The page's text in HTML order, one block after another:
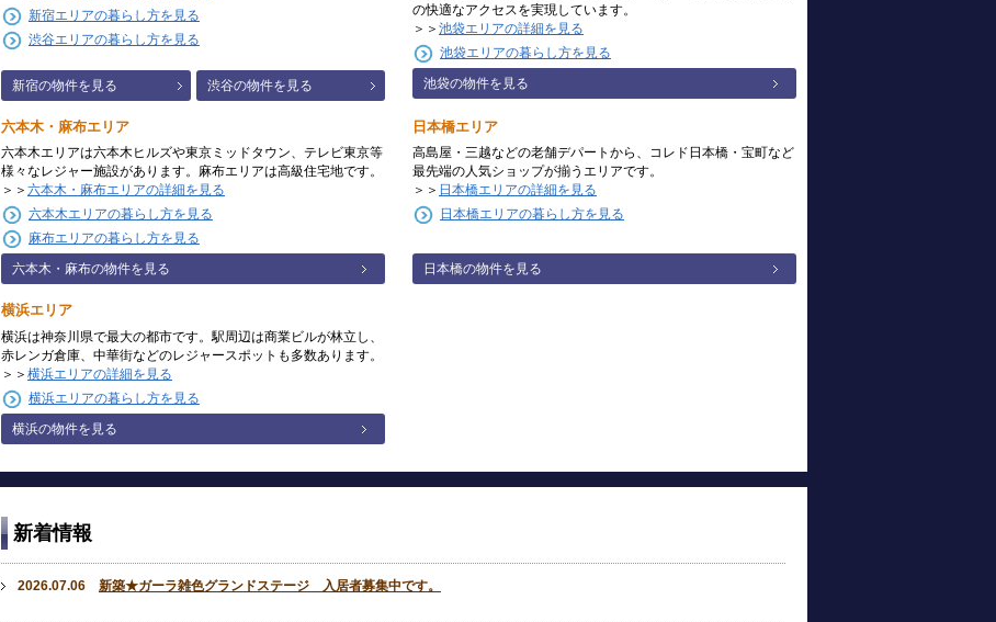
新宿エリアの暮らし方を見る
渋谷エリアの暮らし方を見る
新宿の物件を見る 渋谷の物件を見る
の快適なアクセスを実現しています。
＞＞ 池袋エリアの詳細を見る
池袋エリアの暮らし方を見る
池袋の物件を見る
六本木・麻布エリア
六本木エリアは六本木ヒルズや東京ミッドタウン、テレビ東京等
様々なレジャー施設があります。麻布エリアは高級住宅地です。
＞＞ 六本木・麻布エリアの詳細を見る
六本木エリアの暮らし方を見る
麻布エリアの暮らし方を見る
六本木・麻布の物件を見る
日本橋エリア
高島屋・三越などの老舗デパートから、コレド日本橋・宝町など
最先端の人気ショップが揃うエリアです。
＞＞ 日本橋エリアの詳細を見る
日本橋エリアの暮らし方を見る
日本橋の物件を見る
横浜エリア
横浜は神奈川県で最大の都市です。駅周辺は商業ビルが林立し、
赤レンガ倉庫、中華街などのレジャースポットも多数あります。
＞＞ 横浜エリアの詳細を見る
横浜エリアの暮らし方を見る
横浜の物件を見る
新着情報
2026.07.06 新築★ガーラ雑色グランドステージ 入居者募集中です。